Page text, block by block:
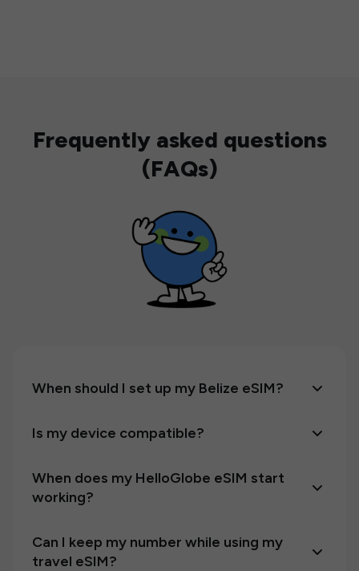
Frequently asked questions
(FAQs)
When should I set up my Belize eSIM?
Is my device compatible?
When does my HelloGlobe eSIM start
working?
Can I keep my number while using my
travel eSIM?